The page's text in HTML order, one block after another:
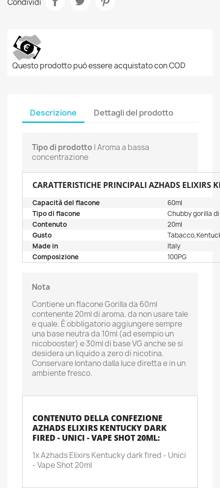
Condividi
Questo prodotto può essere acquistato con COD
Descrizione Dettagli del prodotto
Tipo di prodotto | Aroma a bassa
concentrazione
CARATTERISTICHE PRINCIPALI AZHADS ELIXIRS
Capacità del flacone
60ml
Tipo di flacone
Chubby gorilla
Contenuto
20ml
Gusto
Made in
Italy
Composizione
100PG
Nota
Contiene un flacone Gorilla da 60ml
contenente 20ml di aroma, da non usare tale
e quale. È obbligatorio aggiungere sempre
una base neutra da 10ml (ad esempio un
nicobooster) e 30ml di base VG anche se si
desidera un liquido a zero di nicotina.
Conservare lontano dalla luce diretta e in un
ambiente fresco.
CONTENUTO DELLA CONFEZIONE
AZHADS ELIXIRS KENTUCKY DARK
FIRED - UNICI - VAPE SHOT 20ML:
1x Azhads Elixirs Kentucky dark fired - Unici
- Vape Shot 20ml